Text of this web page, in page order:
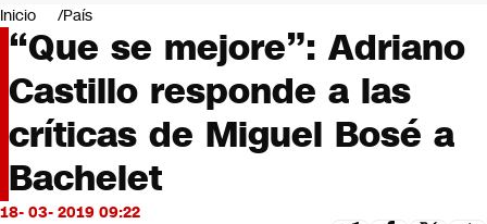
Negocios
Deportes
Programas completos
Cultura
Servicios
Bits
CNN tiempo
Futuro 360
Inicio País
“Que se mejore”: Adriano
Castillo responde a las
críticas de Miguel Bosé a
Bachelet
18- 03- 2019 09:22